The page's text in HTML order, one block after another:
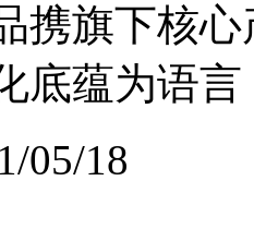
携旗下核
底蕴为语
05/18